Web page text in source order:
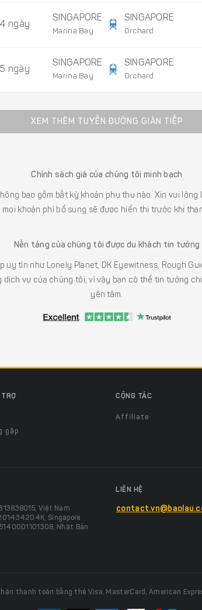
4 ngày
SINGAPORE
Marina Bay
SINGAPORE
Orchard
5 ngày
SINGAPORE
Marina Bay
SINGAPORE
Orchard
XEM THÊM TUYẾN ĐƯỜNG GIÁN TIẾP
Chính sách giá của chúng tôi minh bạch
bao gồm bất kỳ khoản phụ thu nào. Xin vui
mọi khoản phí bổ sung sẽ được hiển thị trước khi
Nền tảng của chúng tôi được du khách tin tưởng
tín như Lonely Planet, DK Eyewitness, Rough
dịch vụ của chúng tôi, vì vậy bạn có thể tin tưởng
yên tâm.
gặp
CỘNG TÁC
Affiliate
Việt Nam
Singapore
5140001101308, Nhật Bản
LIÊN HỆ
thanh toán bằng thẻ Visa, MasterCard, American